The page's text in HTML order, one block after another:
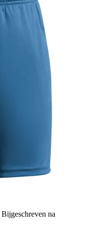
Bijgeschreven na